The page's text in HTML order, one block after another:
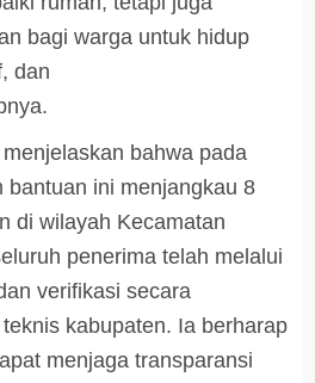
bagi warga untuk hidup
dan
bahwa pada
bantuan ini menjangkau 8
di wilayah Kecamatan
penerima telah melalui
verifikasi secara
kabupaten. Ia berharap
menjaga transparansi